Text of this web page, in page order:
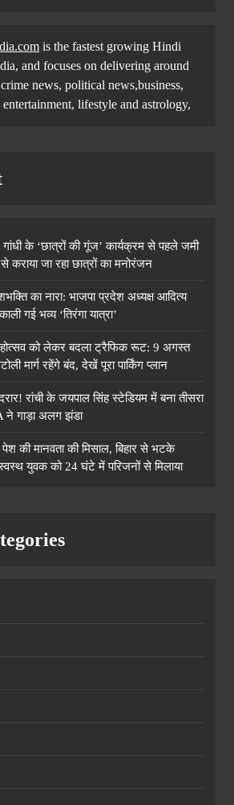
is the fastest growing Hindi
and focuses on delivering around
news, political news,business,
lifestyle and astrology,
गांधी के ‘छात्रों की गूंज’ कार्यक्रम से पहले जमी
कराया जा रहा छात्रों का मनोरंजन
का नारा: भाजपा प्रदेश अध्यक्ष आदित्य
गई भव्य ‘तिरंगा यात्रा’
को लेकर बदला ट्रैफिक रूट: 9 अगस्त
मार्ग रहेंगे बंद, देखें पूरा पार्किंग प्लान
रांची के जयपाल सिंह स्टेडियम में बना तीसरा
ने गाड़ा अलग झंडा
की मानवता की मिसाल, बिहार से भटके
युवक को 24 घंटे में परिजनों से मिलाया